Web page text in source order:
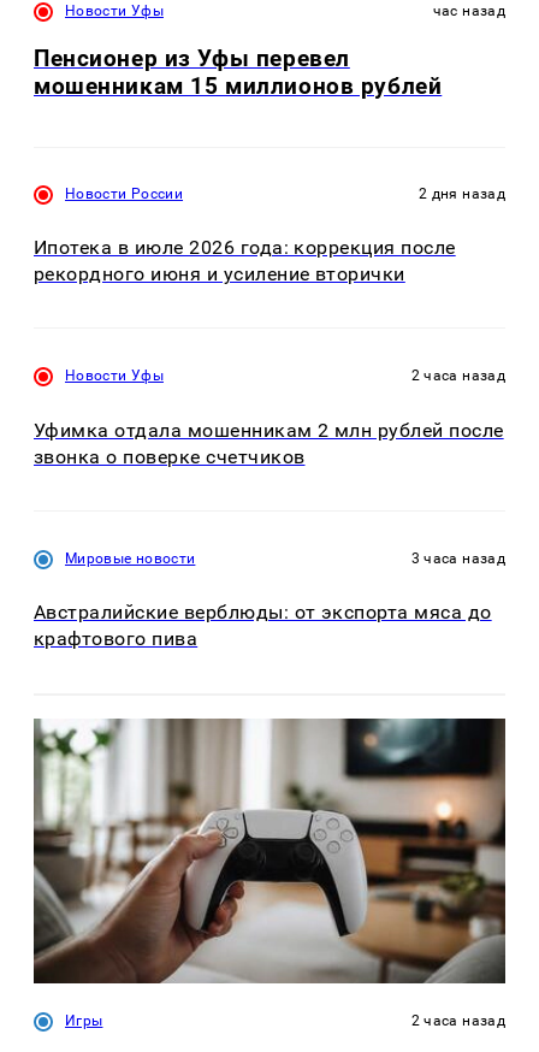
Новости Уфы час назад
Пенсионер из Уфы перевел
мошенникам 15 миллионов рублей
Новости России 2 дня назад
Ипотека в июле 2026 года: коррекция после
рекордного июня и усиление вторички
Новости Уфы 2 часа назад
Уфимка отдала мошенникам 2 млн рублей после
звонка о поверке счетчиков
Мировые новости 3 часа назад
Австралийские верблюды: от экспорта мяса до
крафтового пива
Игры 2 часа назад